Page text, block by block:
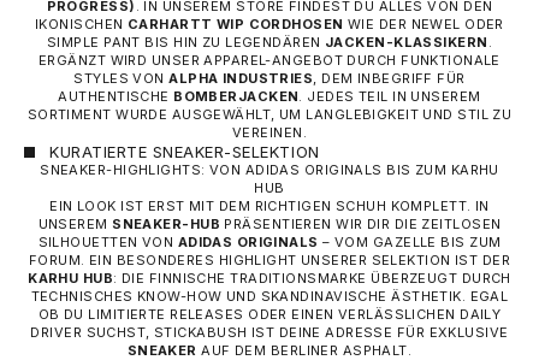
PROGRESS)
. IN UNSEREM STORE FINDEST DU ALLES VON DEN
IKONISCHEN CARHARTT WIP CORDHOSENWIE DER NEWEL ODER
SIMPLE PANT BIS HIN ZU LEGENDÄREN JACKEN-KLASSIKERN
ERGÄNZT WIRD UNSER APPAREL-ANGEBOT DURCH FUNKTIONALE
STYLES VONALPHA INDUSTRIES , DEM INBEGRIFF FÜR
AUTHENTISCHE BOMBERJACKEN
. JEDES TEIL IN UNSEREM
SORTIMENT WURDE AUSGEWÄHLT, UM LANGLEBIGKEIT UND STIL ZU
VEREINEN.
KURATIERTE SNEAKER-SELEKTION
SNEAKER-HIGHLIGHTS: VON ADIDAS ORIGINALS BIS ZUM KARHU
HUB
EIN LOOK IST ERST MIT DEM RICHTIGEN SCHUH KOMPLETT. IN
UNSEREM SNEAKER-HUB PRÄSENTIEREN WIR DIR DIE ZEITLOSEN
SILHOUETTEN VON ADIDAS ORIGINALS – VOM GAZELLE BIS ZUM
FORUM. EIN BESONDERES HIGHLIGHT UNSERER SELEKTION IST DER
KARHU HUB: DIE FINNISCHE TRADITIONSMARKE ÜBERZEUGT DURCH
TECHNISCHES KNOW-HOW UND SKANDINAVISCHE ÄSTHETIK. EGAL
OB DU LIMITIERTE RELEASES ODER EINEN VERLÄSSLICHEN DAILY
DRIVER SUCHST, STICKABUSH IST DEINE ADRESSE FÜR EXKLUSIVE
SNEAKER AUF DEM BERLINER ASPHALT.